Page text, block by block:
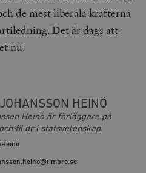
de mest liberala krafterna
Det är dags att
nu.
HEINÖ
Heinö är förläggare på
fil dr i statsvetenskap.